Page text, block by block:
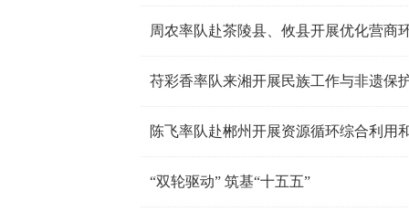
周农率队赴茶陵县、攸县开展优化营商
苻彩香率队来湘开展民族工作与非遗保
陈飞率队赴郴州开展资源循环综合利用
“双轮驱动” 筑基“十五五”